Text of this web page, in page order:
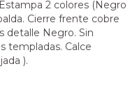
2 colores (Negro
Cierre frente cobre
detalle Negro. Sin
templadas. Calce
).